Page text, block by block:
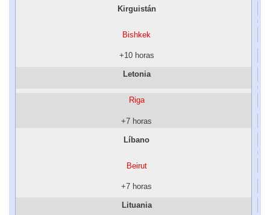
Kirguistán
Bishkek
+10 horas
Letonia
Riga
+7 horas
Líbano
Beirut
+7 horas
Lituania